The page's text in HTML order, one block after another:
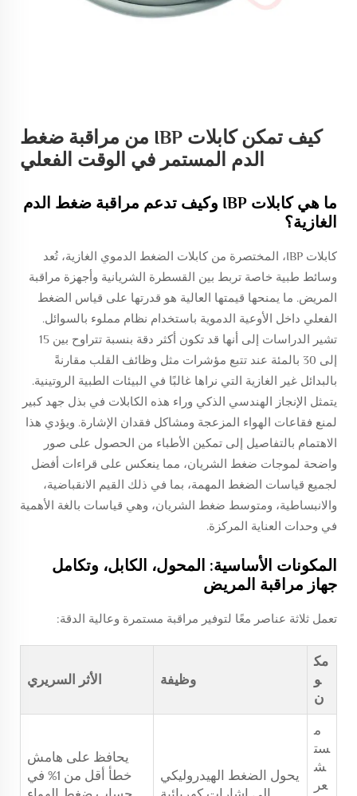
كيف تمكن كابلات IBP من مراقبة ضغط
الدم المستمر في الوقت الفعلي
ما هي كابلات IBP وكيف تدعم مراقبة ضغط الدم
الغازية؟
كابلات IBP، المختصرة من كابلات الضغط الدموي الغازية، تُعد
وسائط طبية خاصة تربط بين القسطرة الشريانية وأجهزة مراقبة
المريض. ما يمنحها قيمتها العالية هو قدرتها على قياس الضغط
الفعلي داخل الأوعية الدموية باستخدام نظام مملوء بالسوائل.
تشير الدراسات إلى أنها قد تكون أكثر دقة بنسبة تتراوح بين 15
إلى 30 بالمئة عند تتبع مؤشرات مثل وظائف القلب مقارنةً
بالبدائل غير الغازية التي نراها غالبًا في البيئات الطبية الروتينية.
يتمثل الإنجاز الهندسي الذكي وراء هذه الكابلات في بذل جهد كبير
لمنع فقاعات الهواء المزعجة ومشاكل فقدان الإشارة. ويؤدي هذا
الاهتمام بالتفاصيل إلى تمكين الأطباء من الحصول على صور
واضحة لموجات ضغط الشريان، مما ينعكس على قراءات أفضل
لجميع قياسات الضغط المهمة، بما في ذلك القيم الانقباضية،
والانبساطية، ومتوسط ضغط الشريان، وهي قياسات بالغة الأهمية
في وحدات العناية المركزة.
المكونات الأساسية: المحول، الكابل، وتكامل
جهاز مراقبة المريض
تعمل ثلاثة عناصر معًا لتوفير مراقبة مستمرة وعالية الدقة:
مك
و
ن
وظيفة الأثر السريري
م
ست
ش
عر
يحول الضغط الهيدروليكي
يحافظ على هامش
خطأ أقل من 1% في